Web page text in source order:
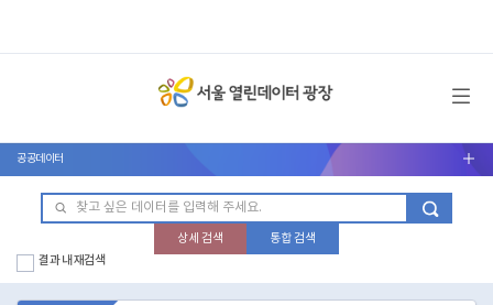
메뉴 열기
공공데이터 서브메뉴 열기
상세 검색
통합 검색
결과 내 재검색